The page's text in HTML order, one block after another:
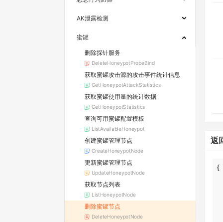
AK泄露检测
蜜罐
删除探针服务
DeleteHoneypotProbeBind
获取蜜罐攻击源的攻击事件统计信息
GetHoneypotAttackStatistics
获取蜜罐使用量的统计数据
GetHoneypotStatistics
查询可用蜜罐配置模板
ListAvailableHoneypot
创建蜜罐管理节点
CreateHoneypotNode
更新蜜罐管理节点
UpdateHoneypotNode
获取节点列表
ListHoneypotNode
删除蜜罐节点
DeleteHoneypotNode
返